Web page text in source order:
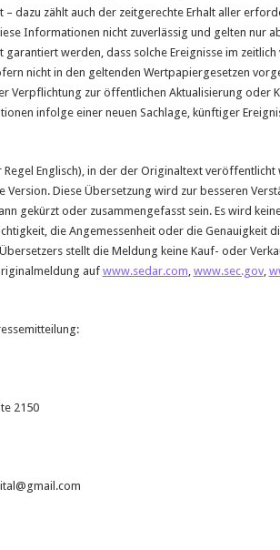
dazu zählt auch der zeitgerechte Erhalt aller
Informationen nicht zuverlässig und gelten nur
garantiert werden, dass solche Ereignisse im
nicht in den geltenden Wertpapiergesetzen
Verpflichtung zur öffentlichen Aktualisierung oder
infolge einer neuen Sachlage, künftiger
Regel Englisch), in der der Originaltext
Version. Diese Übersetzung wird zur besseren
gekürzt oder zusammengefasst sein. Es wird
die Angemessenheit oder die Genauigkeit
stellt die Meldung keine Kauf- oder
auf www.sedar.com, www.sec.gov,
2150